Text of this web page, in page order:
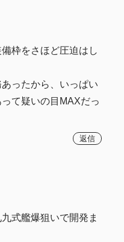
枠をさほど圧迫はし
ったから、いっぱい
て疑いの目MAXだっ
返信
式艦爆狙いで開発ま